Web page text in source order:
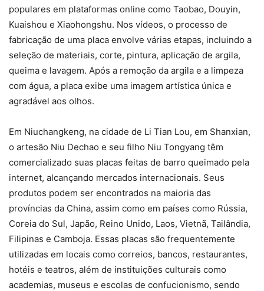
populares em plataformas online como Taobao, Douyin,
Kuaishou e Xiaohongshu. Nos vídeos, o processo de
fabricação de uma placa envolve várias etapas, incluindo a
seleção de materiais, corte, pintura, aplicação de argila,
queima e lavagem. Após a remoção da argila e a limpeza
com água, a placa exibe uma imagem artística única e
agradável aos olhos.
Em Niuchangkeng, na cidade de Li Tian Lou, em Shanxian,
o artesão Niu Dechao e seu filho Niu Tongyang têm
comercializado suas placas feitas de barro queimado pela
internet, alcançando mercados internacionais. Seus
produtos podem ser encontrados na maioria das
províncias da China, assim como em países como Rússia,
Coreia do Sul, Japão, Reino Unido, Laos, Vietnã, Tailândia,
Filipinas e Camboja. Essas placas são frequentemente
utilizadas em locais como correios, bancos, restaurantes,
hotéis e teatros, além de instituições culturais como
academias, museus e escolas de confucionismo, sendo